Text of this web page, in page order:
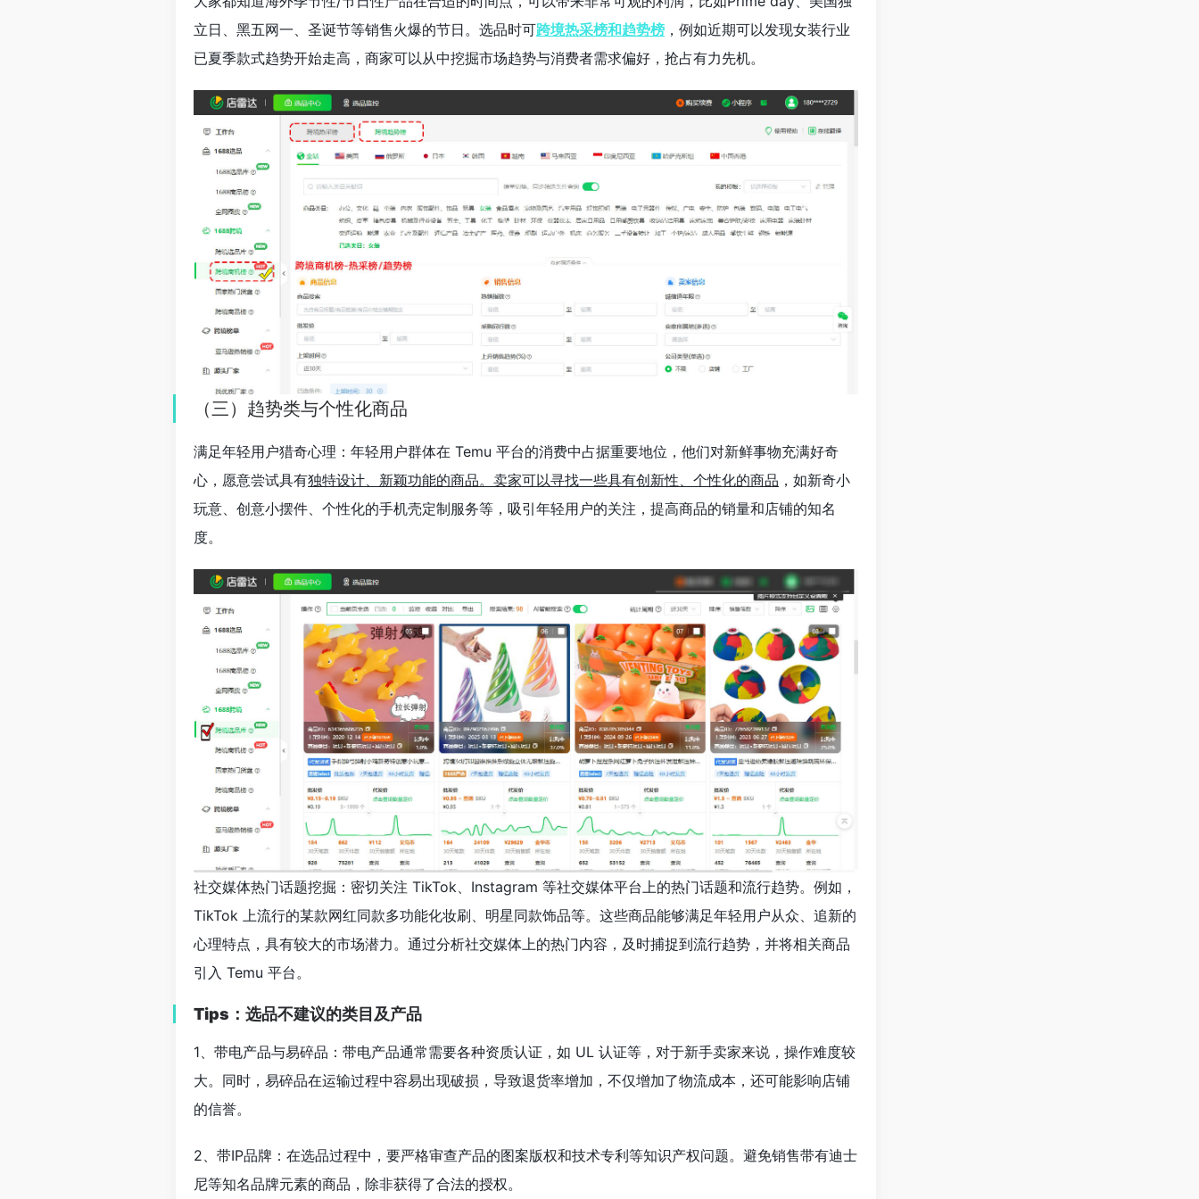
立日、黑五网一、圣诞节等销售火爆的节日。选品时可跨境热采榜和趋势榜 ，例如近期可以发现女装行业
已夏季款式趋势开始走高，商家可以从中挖掘市场趋势与消费者需求偏好，抢占有力先机。
（三）趋势类与个性化商品
满足年轻用户猎奇心理：年轻用户群体在 Temu 平台的消费中占据重要地位，他们对新鲜事物充满好奇
心，愿意尝试具有独特设计、新颖功能的商品。卖家可以寻找一些具有创新性、个性化的商品 ，如新奇小
玩意、创意小摆件、个性化的手机壳定制服务等，吸引年轻用户的关注，提高商品的销量和店铺的知名
度。
社交媒体热门话题挖掘：密切关注 TikTok、Instagram 等社交媒体平台上的热门话题和流行趋势。例如，
TikTok 上流行的某款网红同款多功能化妆刷、明星同款饰品等。这些商品能够满足年轻用户从众、追新的
心理特点，具有较大的市场潜力。通过分析社交媒体上的热门内容，及时捕捉到流行趋势，并将相关商品
引入 Temu 平台。
Tips：选品不建议的类目及产品
1、带电产品与易碎品：带电产品通常需要各种资质认证，如 UL 认证等，对于新手卖家来说，操作难度较
大。同时，易碎品在运输过程中容易出现破损，导致退货率增加，不仅增加了物流成本，还可能影响店铺
的信誉。
2、带IP品牌：在选品过程中，要严格审查产品的图案版权和技术专利等知识产权问题。避免销售带有迪士
尼等知名品牌元素的商品，除非获得了合法的授权。